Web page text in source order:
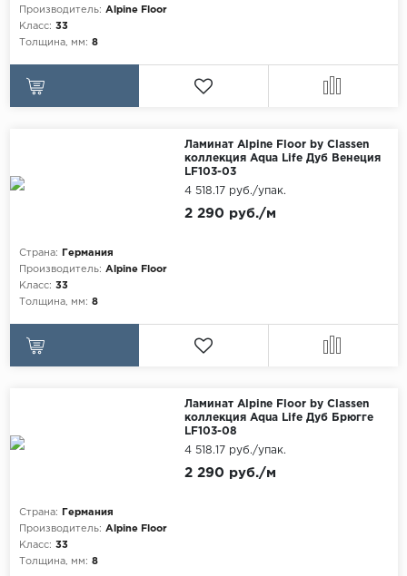
Производитель: Alpine Floor
Класс: 33
Толщина, мм: 8
Ламинат Alpine Floor by Classen
коллекция Aqua Life Дуб Венеция
LF103-03
Страна:
Германия
Производитель: Alpine Floor
Класс: 33
Толщина, мм: 8
2 290 руб./м
4 518.17 руб./упак.
Ламинат Alpine Floor by Classen
коллекция Aqua Life Дуб Брюгге
LF103-08
Страна:
Германия
Производитель: Alpine Floor
Класс: 33
Толщина, мм: 8
2 290 руб./м
4 518.17 руб./упак.